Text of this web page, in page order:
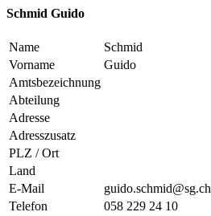
Schmid Guido
Name
Schmid
Vorname
Guido
Amtsbezeichnung
Abteilung
Adresse
Adresszusatz
PLZ / Ort
Land
E-Mail
guido.schmid@sg.ch
Telefon
058 229 24 10